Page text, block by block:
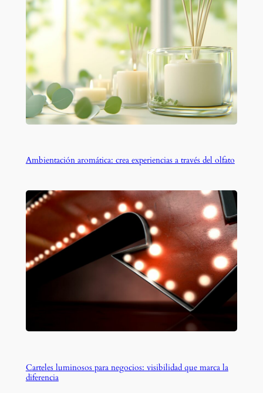
Ambientación aromática: crea experiencias a través del olfato
Carteles luminosos para negocios: visibilidad que marca la
diferencia